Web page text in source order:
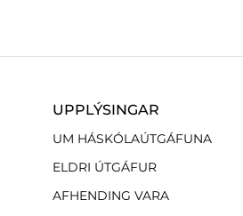
UPPLÝSINGAR
UM HÁSKÓLAÚTGÁFUNA
ELDRI ÚTGÁFUR
AFHENDING VARA